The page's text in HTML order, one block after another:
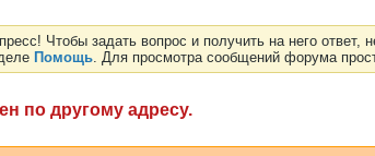
Чтобы задать вопрос и получить на него ответ,
Помощь. Для просмотра сообщений форума
по другому адресу.